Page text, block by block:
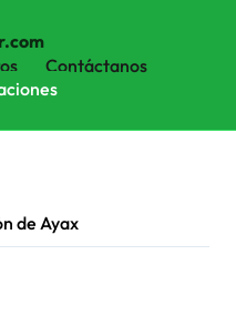
Contáctanos
de Ayax